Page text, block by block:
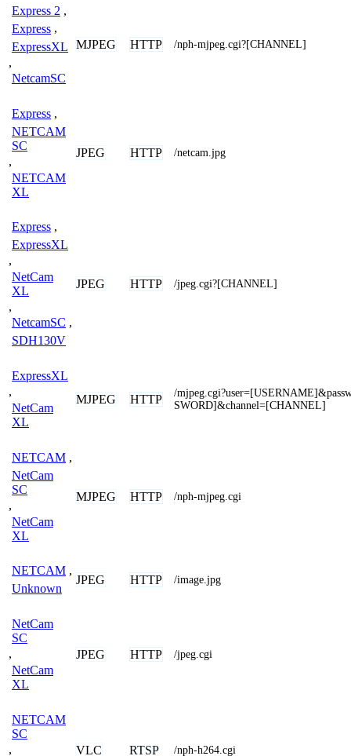
Express 2 ,
Express ,
ExpressXL
,
NetcamSC
MJPEG HTTP /nph-mjpeg.cgi?[CHANNEL]
Express ,
NETCAM
SC
,
NETCAM
XL
JPEG HTTP /netcam.jpg
Express ,
ExpressXL
,
NetCam
XL
,
NetcamSC ,
SDH130V
JPEG HTTP /jpeg.cgi?[CHANNEL]
ExpressXL
,
NetCam
XL
MJPEG HTTP
/
SWORD]&channel=[CHANNEL]
NETCAM ,
NetCam
SC
,
NetCam
XL
MJPEG HTTP /nph-mjpeg.cgi
NETCAM ,
Unknown
JPEG HTTP /image.jpg
NetCam
SC
,
NetCam
XL
JPEG HTTP /jpeg.cgi
NETCAM
SC
,
VLC RTSP /nph-h264.cgi